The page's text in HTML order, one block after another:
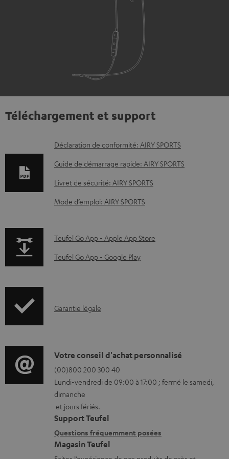
Téléchargement et support
D
o
m
n
t
l
h
a
r
g
e
a
b
Déclaration de conformité: AIRY SPORTS
Guide de démarrage rapide: AIRY SPORTS
Livret de sécurité: AIRY SPORTS
Mode d’emploi: AIRY SPORTS
p
a
p
d
u
c
t
.
s
u
Teufel Go App - Apple App Store
Teufel Go App - Google Play
I
o
r
m
a
t
i
o
Garantie légale
D
é
t
a
i
l
s
Votre conseil d'achat personnalisé
(00)800 200 300 40
Lundi-vendredi de 09:00 à 17:00 ; fermé le samedi,
dimanche
et jours fériés.
Support Teufel
Questions fréquemment posées
Magasin Teufel